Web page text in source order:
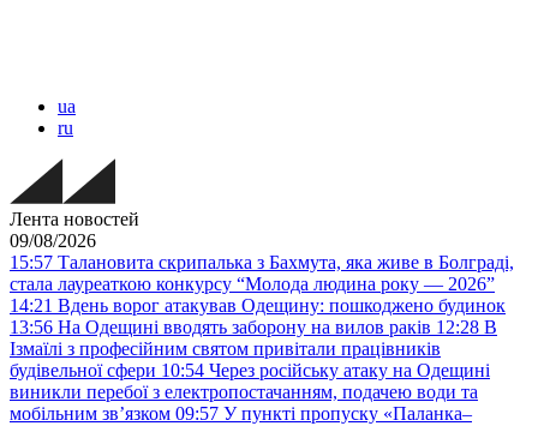
ua
ru
Лента новостей
09/08/2026
15:57 Талановита скрипалька з Бахмута, яка живе в Болграді,
стала лауреаткою конкурсу “Молода людина року — 2026”
14:21 Вдень ворог атакував Одещину: пошкоджено будинок
13:56 На Одещині вводять заборону на вилов раків 12:28 В
Ізмаїлі з професійним святом привітали працівників
будівельної сфери 10:54 Через російську атаку на Одещині
виникли перебої з електропостачанням, подачею води та
мобільним звʼязком 09:57 У пункті пропуску «Паланка–